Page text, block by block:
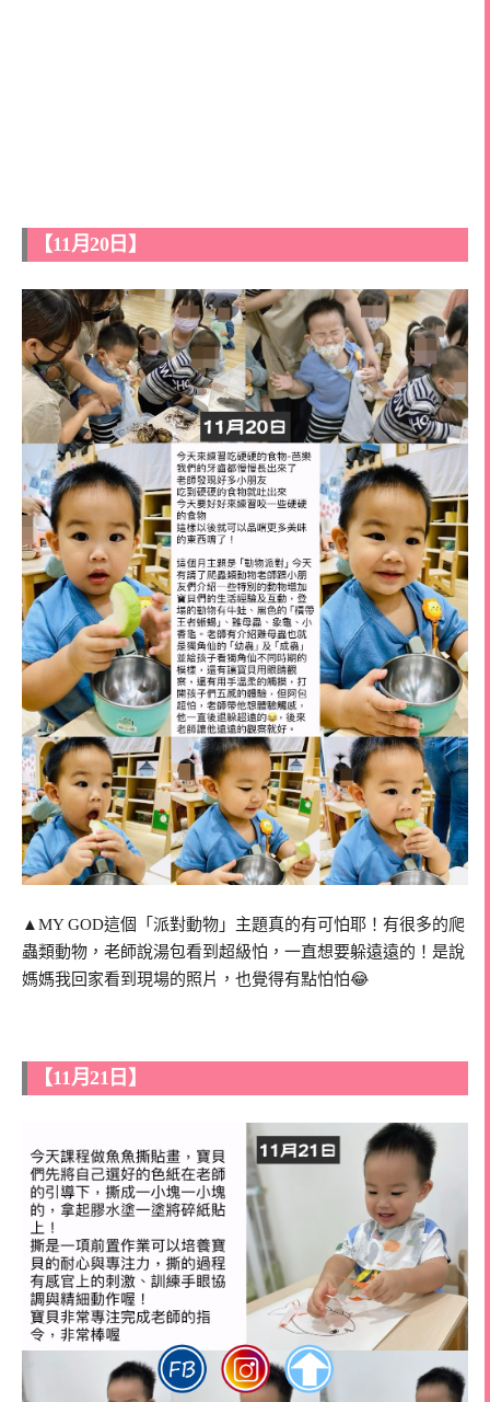
【11月20日】
▲MY GOD這個「派對動物」主題真的有可怕耶！有很多的爬
蟲類動物，老師說湯包看到超級怕，一直想要躲遠遠的！是說
媽媽我回家看到現場的照片，也覺得有點怕怕😂
【11月21日】